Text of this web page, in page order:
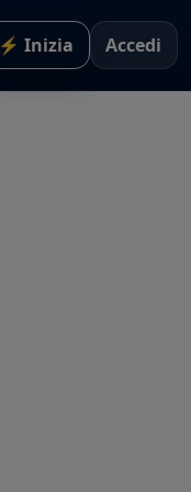
⚡ Inizia Accedi